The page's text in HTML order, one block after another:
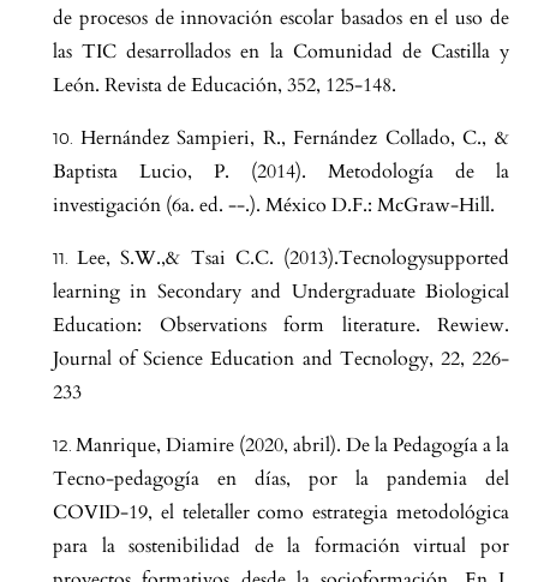
de procesos de innovación escolar basados en el uso de
las TIC desarrollados en la Comunidad de Castilla y
León. Revista de Educación, 352, 125-148.
Hernández Sampieri, R., Fernández Collado, C., &
Baptista Lucio, P. (2014). Metodología de la
investigación (6a. ed. --.). México D.F.: McGraw-Hill.
Lee, S.W.,& Tsai C.C. (2013).Tecnologysupported
learning in Secondary and Undergraduate Biological
Education: Observations form literature. Rewiew.
Journal of Science Education and Tecnology, 22, 226-
233
Manrique, Diamire (2020, abril). De la Pedagogía a la
Tecno-pedagogía en días, por la pandemia del
COVID-19, el teletaller como estrategia metodológica
para la sostenibilidad de la formación virtual por